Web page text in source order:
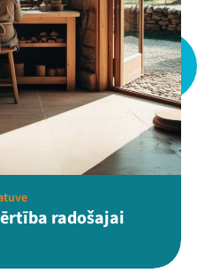
radošajai